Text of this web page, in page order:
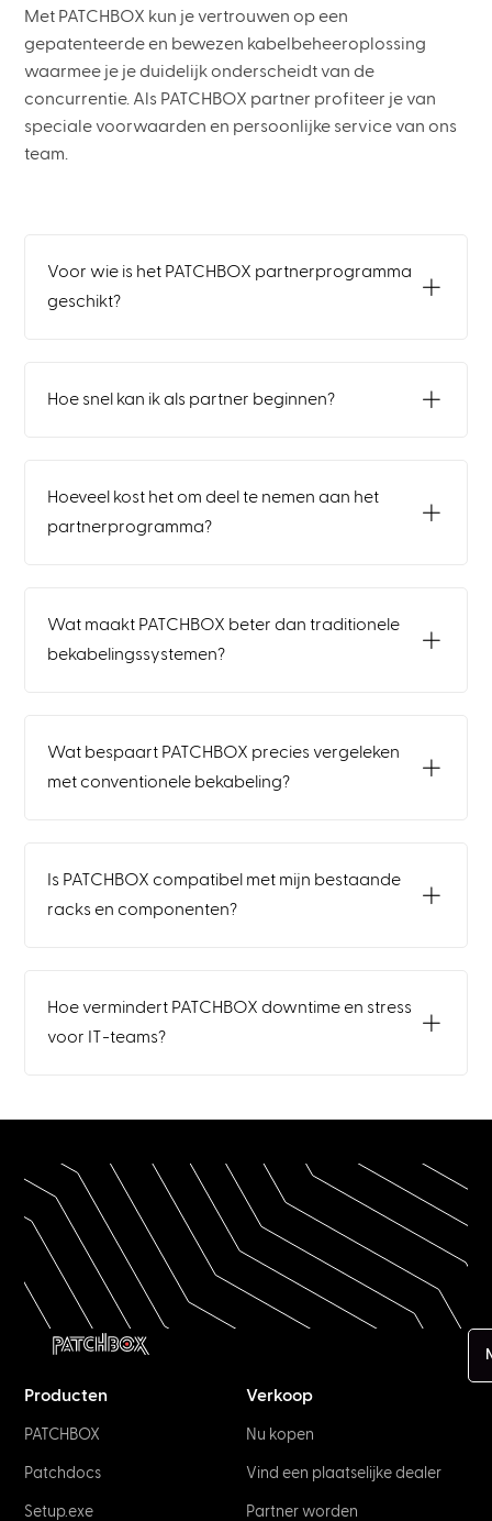
Met PATCHBOX kun je vertrouwen op een
gepatenteerde en bewezen kabelbeheeroplossing
waarmee je je duidelijk onderscheidt van de
concurrentie. Als PATCHBOX partner profiteer je van
speciale voorwaarden en persoonlijke service van ons
team.
Voor wie is het PATCHBOX partnerprogramma
geschikt?
Hoe snel kan ik als partner beginnen?
Hoeveel kost het om deel te nemen aan het
partnerprogramma?
Wat maakt PATCHBOX beter dan traditionele
bekabelingssystemen?
Wat bespaart PATCHBOX precies vergeleken
met conventionele bekabeling?
Is PATCHBOX compatibel met mijn bestaande
racks en componenten?
Hoe vermindert PATCHBOX downtime en stress
voor IT-teams?
Producten
PATCHBOX
Patchdocs
Setup.exe
Verkoop
Nu kopen
Vind een plaatselijke dealer
Partner worden